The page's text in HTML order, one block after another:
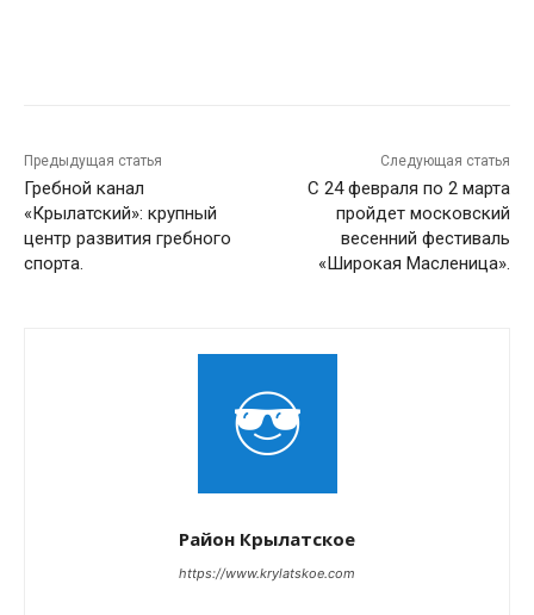
Предыдущая статья
Гребной канал
«Крылатский»: крупный
центр развития гребного
спорта.
Следующая статья
С 24 февраля по 2 марта
пройдет московский
весенний фестиваль
«Широкая Масленица».
Район Крылатское
https://www.krylatskoe.com